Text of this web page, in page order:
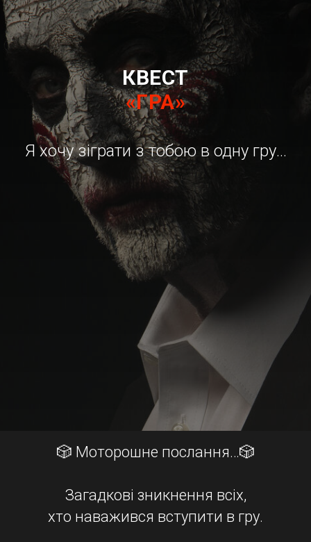
КВЕСТ
«ГРА»
Я хочу зіграти з тобою в одну гру…
🎲 Моторошне послання…🎲
Загадкові зникнення всіх,
хто наважився вступити в гру.